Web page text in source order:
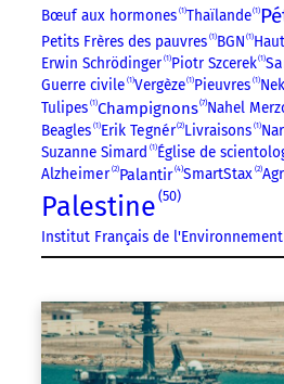
Bœuf aux hormones 1 Thaïlande 1
Petits Frères des pauvres 1 BGN 1
Erwin Schrödinger 1 Piotr Szcerek 1
Guerre civile 1 Vergèze 1 Pieuvres 1
Tulipes 1 Champignons 7 Nahel
Beagles 1 Erik Tegnér 2 Livraisons 1
Suzanne Simard 1 Église de
Alzheimer 2 Palantir 4 SmartStax 2
Palestine 50
Institut Français de l'Environnement